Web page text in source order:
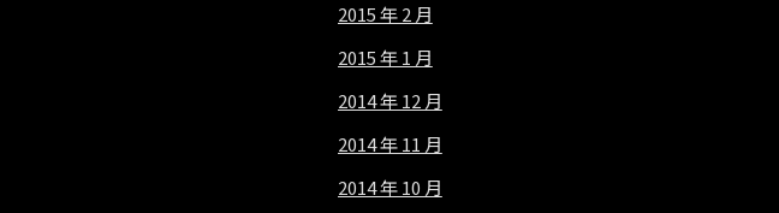
2015 年 2 月
2015 年 1 月
2014 年 12 月
2014 年 11 月
2014 年 10 月